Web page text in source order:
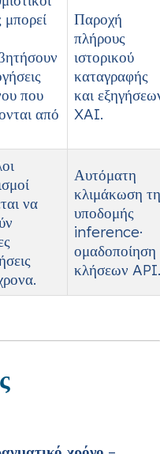
μπορεί
που
από
Παροχή
πλήρους
ιστορικού
καταγραφής
και
XAI.
να
Αυτόματη
κλιμάκωση
υποδομής
inference·
ομαδοποίηση
κλήσεων API.